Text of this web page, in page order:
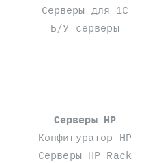
Серверы для 1С
Б/У серверы
Серверы HP
Конфигуратор HP
Серверы HP Rack